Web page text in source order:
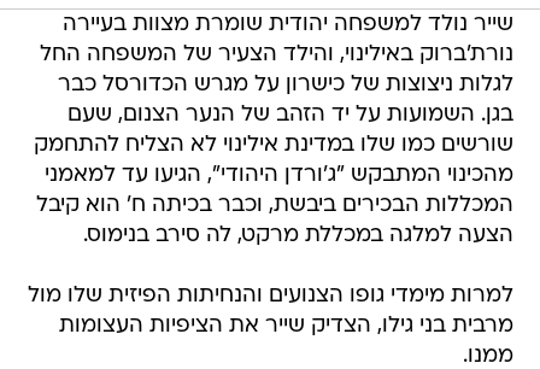
שייר נולד למשפחה יהודית שומרת מצוות בעיירה
נורת'ברוק באילינוי, והילד הצעיר של המשפחה החל
לגלות ניצוצות של כישרון על מגרש הכדורסל כבר
בגן. השמועות על יד הזהב של הנער הצנום, שעם
שורשים כמו שלו במדינת אילינוי לא הצליח להתחמק
מהכינוי המתבקש "ג'ורדן היהודי", הגיעו עד למאמני
המכללות הבכירים ביבשת, וכבר בכיתה ח' הוא קיבל
הצעה למלגה במכללת מרקט, לה סירב בנימוס.
למרות מימדי גופו הצנועים והנחיתות הפיזית שלו מול
מרבית בני גילו, הצדיק שייר את הציפיות העצומות
ממנו.